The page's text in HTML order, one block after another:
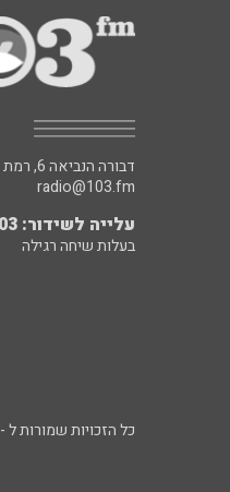
דבורה הנביאה 6, רמת השרון
radio@103.fm
עלייה לשידור: 0552-103-103
בעלות שיחה רגילה
כל הזכויות שמורות ל - 103FM